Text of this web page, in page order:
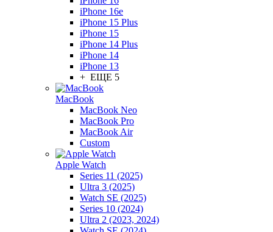
iPhone 16e
iPhone 15 Plus
iPhone 15
iPhone 14 Plus
iPhone 14
iPhone 13
+ ЕЩЕ 5
MacBook
MacBook Neo
MacBook Pro
MacBook Air
Custom
Apple Watch
Series 11 (2025)
Ultra 3 (2025)
Watch SE (2025)
Series 10 (2024)
Ultra 2 (2023, 2024)